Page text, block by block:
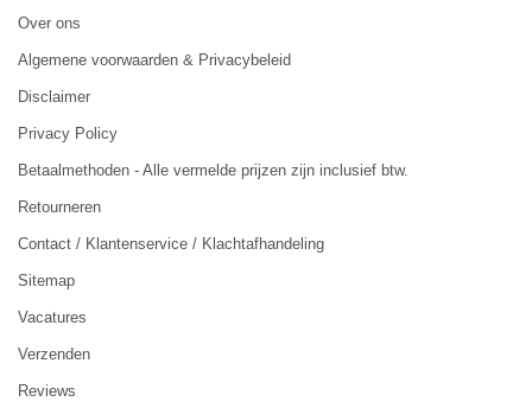
Over ons
Algemene voorwaarden & Privacybeleid
Disclaimer
Privacy Policy
Betaalmethoden - Alle vermelde prijzen zijn inclusief btw.
Retourneren
Contact / Klantenservice / Klachtafhandeling
Sitemap
Vacatures
Verzenden
Reviews